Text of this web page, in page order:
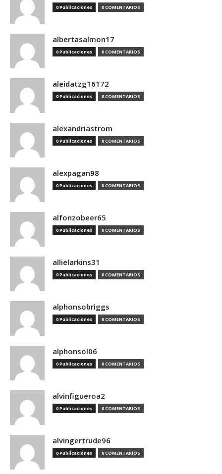
0 Publicaciones 0 COMENTARIOS
albertasalmon17
0 Publicaciones 0 COMENTARIOS
aleidatzg16172
0 Publicaciones 0 COMENTARIOS
alexandriastrom
0 Publicaciones 0 COMENTARIOS
alexpagan98
0 Publicaciones 0 COMENTARIOS
alfonzobeer65
0 Publicaciones 0 COMENTARIOS
allielarkins31
0 Publicaciones 0 COMENTARIOS
alphonsobriggs
0 Publicaciones 0 COMENTARIOS
alphonsol06
0 Publicaciones 0 COMENTARIOS
alvinfigueroa2
0 Publicaciones 0 COMENTARIOS
alvingertrude96
0 Publicaciones 0 COMENTARIOS